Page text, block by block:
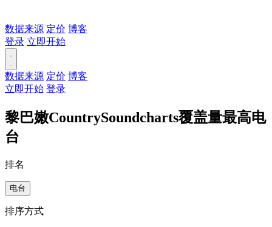
数据来源 定价 博客
登录 立即开始
数据来源 定价 博客
立即开始 登录
黎巴嫩CountrySoundcharts覆盖量最高电
台
排名
电台
排序方式